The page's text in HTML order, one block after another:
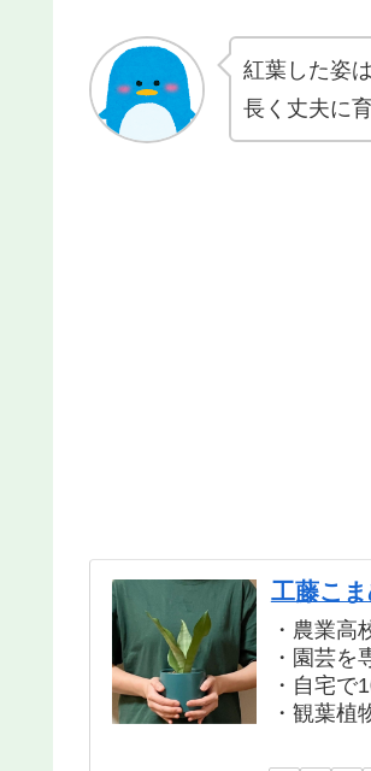
紅葉した姿
長く丈夫に
工藤こ
・農業高
・園芸を
・自宅で
・観葉植